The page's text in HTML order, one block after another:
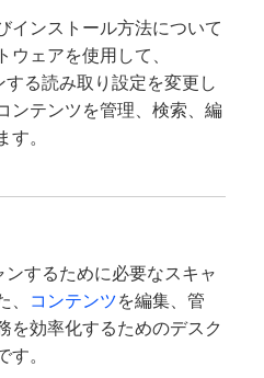
インストール方法について
ウェアを使用して、
る読み取り設定を変更し
ンテンツを管理、検索、編
す。
するために必要なスキャ
、
コンテンツを編集、管
を効率化するためのデスク
す。